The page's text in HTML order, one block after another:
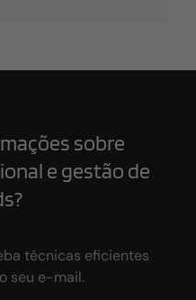
sobre
e gestão de
técnicas eficientes
seu e-mail.